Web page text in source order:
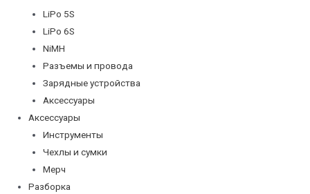
LiPo 5S
LiPo 6S
NiMH
Разъемы и провода
Зарядные устройства
Аксессуары
Аксессуары
Инструменты
Чехлы и сумки
Мерч
Разборка